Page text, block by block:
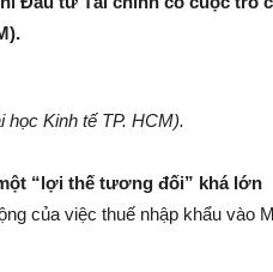
Kinh tế TP. HCM).
“lợi thế tương đối” khá lớn
của việc thuế nhập khẩu vào